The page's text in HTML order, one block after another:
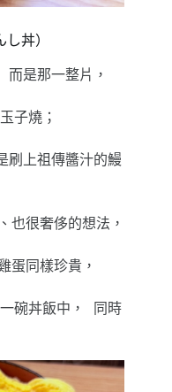
丼）
是那一整片，
子燒；
上祖傳醬汁的鰻
也很奢侈的想法，
蛋同樣珍貴，
碗丼飯中， 同時